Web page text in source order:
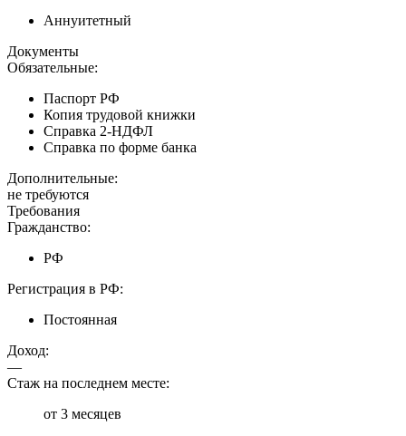
Аннуитетный
Документы
Обязательные:
Паспорт РФ
Копия трудовой книжки
Справка 2-НДФЛ
Справка по форме банка
Дополнительные:
не требуются
Требования
Гражданство:
РФ
Регистрация в РФ:
Постоянная
Доход:
—
Стаж на последнем месте:
от 3 месяцев